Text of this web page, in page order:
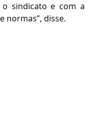
sindicato e com a
normas”, disse.